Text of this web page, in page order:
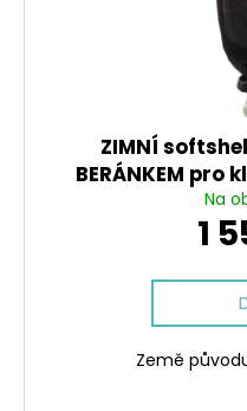
ZIMNÍ
BERÁNKEM
Na
1
Země